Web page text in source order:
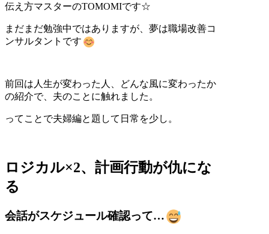
伝え方マスターのTOMOMIです☆
まだまだ勉強中ではありますが、夢は職場改善コ
ンサルタントです
前回は人生が変わった人、どんな風に変わったか
の紹介で、夫のことに触れました。
ってことで夫婦編と題して日常を少し。
ロジカル×2、計画行動が仇にな
る
会話がスケジュール確認って…